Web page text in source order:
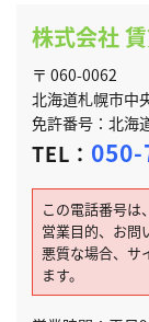
株式会社
〒 060-0062
北海道札幌市中
免許番号：北海
TEL：
この電話番号は
営業目的、お問
悪質な場合、サ
ます。